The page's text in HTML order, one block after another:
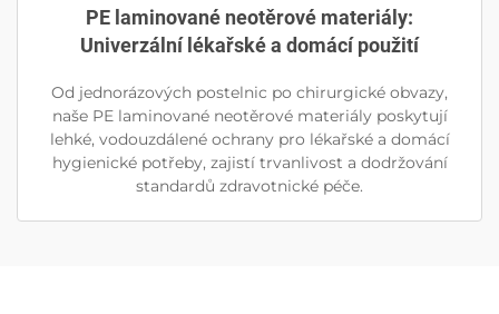
PE laminované neotěrové materiály:
Univerzální lékařské a domácí použití
Od jednorázových postelnic po chirurgické obvazy,
naše PE laminované neotěrové materiály poskytují
lehké, vodouzdálené ochrany pro lékařské a domácí
hygienické potřeby, zajistí trvanlivost a dodržování
standardů zdravotnické péče.